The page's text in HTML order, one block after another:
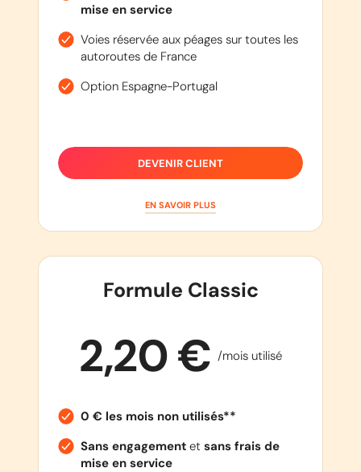
mise en service
Voies réservée aux péages sur toutes les
autoroutes de France
Option Espagne-Portugal
DEVENIR CLIENT
EN SAVOIR PLUS
Formule Classic
2,20 € /mois utilisé
0 € les mois non utilisés**
Sans engagementet sans frais de
mise en service